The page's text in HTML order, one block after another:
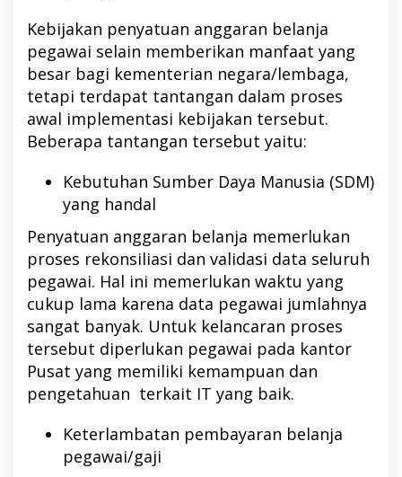
Kebijakan penyatuan anggaran belanja
pegawai selain memberikan manfaat yang
besar bagi kementerian negara/lembaga,
tetapi terdapat tantangan dalam proses
awal implementasi kebijakan tersebut.
Beberapa tantangan tersebut yaitu:
Kebutuhan Sumber Daya Manusia (SDM)
yang handal
Penyatuan anggaran belanja memerlukan
proses rekonsiliasi dan validasi data seluruh
pegawai. Hal ini memerlukan waktu yang
cukup lama karena data pegawai jumlahnya
sangat banyak. Untuk kelancaran proses
tersebut diperlukan pegawai pada kantor
Pusat yang memiliki kemampuan dan
pengetahuan terkait IT yang baik.
Keterlambatan pembayaran belanja
pegawai/gaji